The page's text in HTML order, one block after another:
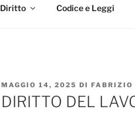
Diritto Codice e Leggi
PUBBLICATO
IL
MAGGIO 14, 2025 DI FABRIZIO
DIRITTO DEL